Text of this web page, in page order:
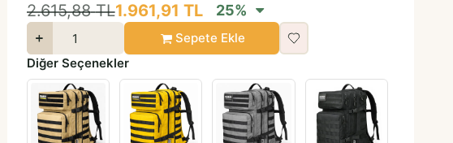
2.615,88 TL1.961,91 TL 25%
Sepete Ekle
Diğer Seçenekler